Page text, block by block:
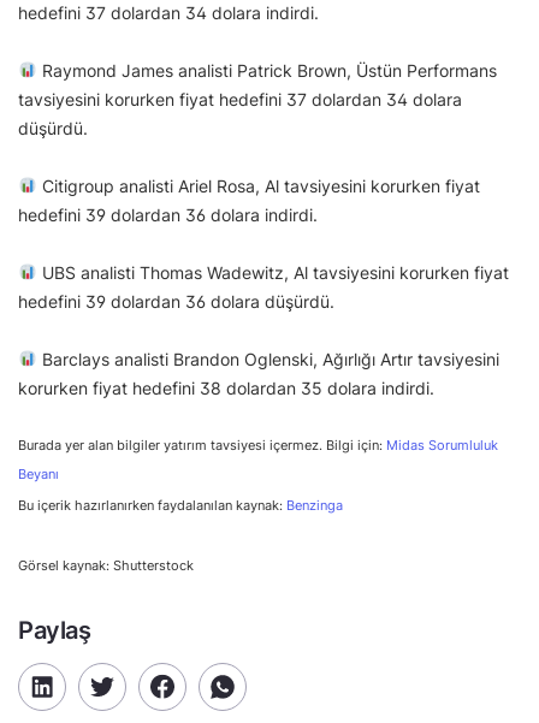
hedefini 37 dolardan 34 dolara indirdi.
Raymond James analisti Patrick Brown, Üstün Performans
tavsiyesini korurken fiyat hedefini 37 dolardan 34 dolara
düşürdü.
Citigroup analisti Ariel Rosa, Al tavsiyesini korurken fiyat
hedefini 39 dolardan 36 dolara indirdi.
UBS analisti Thomas Wadewitz, Al tavsiyesini korurken fiyat
hedefini 39 dolardan 36 dolara düşürdü.
Barclays analisti Brandon Oglenski, Ağırlığı Artır tavsiyesini
korurken fiyat hedefini 38 dolardan 35 dolara indirdi.
Burada yer alan bilgiler yatırım tavsiyesi içermez. Bilgi için: Midas Sorumluluk
Beyanı
Bu içerik hazırlanırken faydalanılan kaynak: Benzinga
Görsel kaynak: Shutterstock
Paylaş